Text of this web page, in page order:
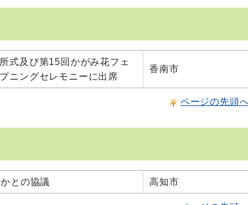
式及び第15回かがみ花フェ
ニングセレモニーに出席
香南市
ページの先頭
との協議 高知市